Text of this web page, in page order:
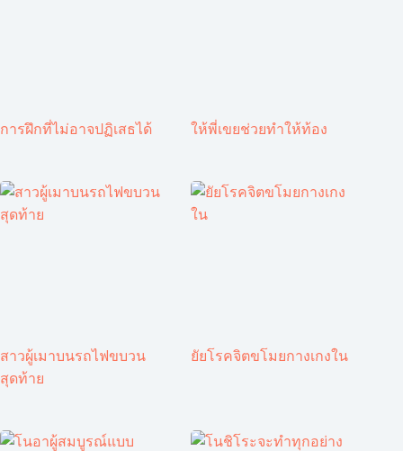
การฝึกที่ไม่อาจปฏิเสธได้ ให้พี่เขยช่วยทำให้ท้อง
สาวผู้เมาบนรถไฟขบวน
สุดท้าย
ยัยโรคจิตขโมยกางเกงใน